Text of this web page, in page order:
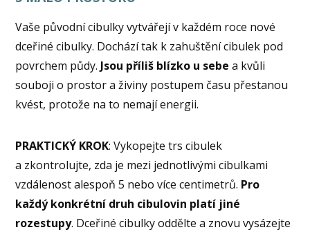
Vaše původní cibulky vytvářejí v každém roce nové
dceřiné cibulky. Dochází tak k zahuštění cibulek pod
povrchem půdy. Jsou příliš blízko u sebe a kvůli
souboji o prostor a živiny postupem času přestanou
kvést, protože na to nemají energii.
PRAKTICKÝ KROK: Vykopejte trs cibulek
a zkontrolujte, zda je mezi jednotlivými cibulkami
vzdálenost alespoň 5 nebo více centimetrů. Pro
každý konkrétní druh cibulovin platí jiné
rozestupy. Dceřiné cibulky oddělte a znovu vysázejte